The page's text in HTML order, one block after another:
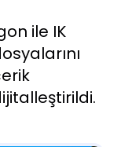
ile IK